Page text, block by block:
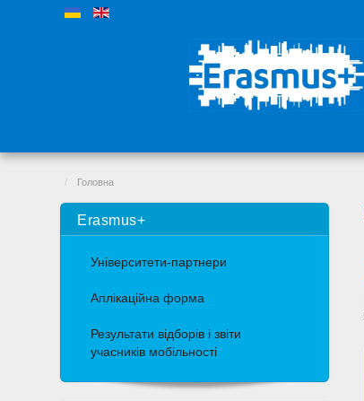
Головна
Erasmus+
Університети-партнери
Аплікаційна форма
Результати відборів і звіти
учасників мобільності